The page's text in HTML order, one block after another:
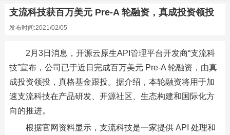
支流科技获百万美元 Pre-A 轮融资，真成投资领投
发布时间:2021/02/05
2月3日消息，开源云原生API管理平台开发商“支流科
技”宣布，公司已于近日完成百万美元 Pre-A 轮融资，由真
成投资领投，真格基金跟投。据介绍，本轮融资将用于加
速支流科技在产品研发、开源社区、生态构建和国际化方
向的推进。
根据官网资料显示，支流科技是一家提供 API 处理和